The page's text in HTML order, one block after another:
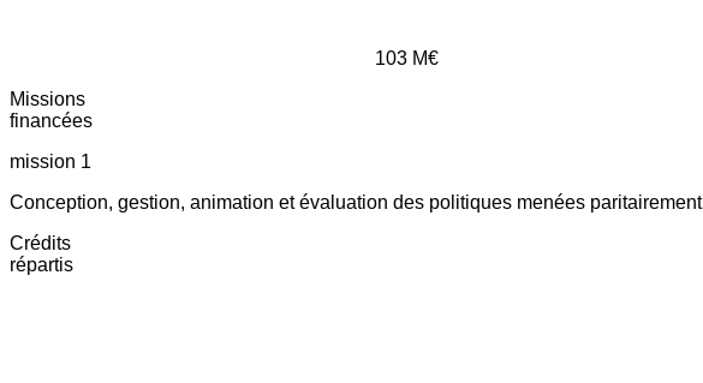
103 M€
Missions
financées
mission 1
Conception, gestion, animation et évaluation des politiques menées paritairement
Crédits
répartis